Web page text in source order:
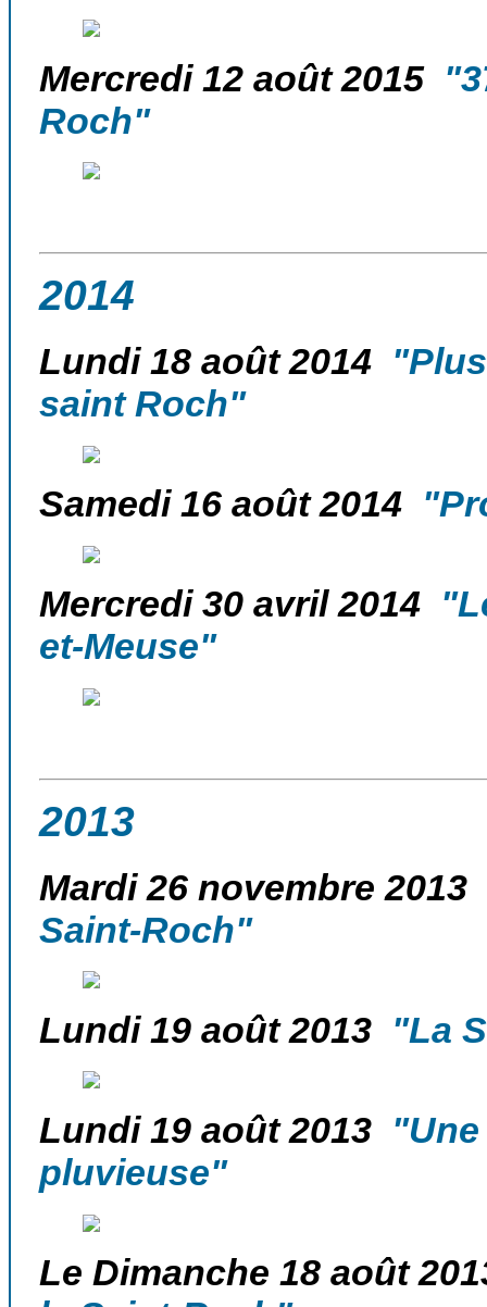
Mercredi 12 août 2015
Roch"
2014
Lundi 18 août 2014
saint Roch"
Samedi 16 août 2014
Mercredi 30 avril 2014
et-Meuse"
2013
Mardi 26 novembre 2013
Saint-Roch"
Lundi 19 août 2013 "La
Lundi 19 août 2013
pluvieuse"
Le Dimanche 18 août